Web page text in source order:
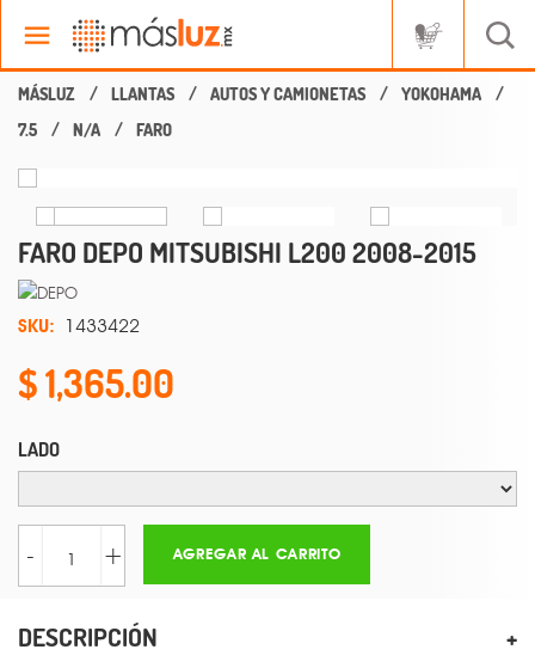
LLANTAS AUTOS Y CAMIONETAS
YOKOHAMA
7.5
N/A FARO
FARO DEPO MITSUBISHI L200 2008-2015
SKU: 1433422
1,365.00
LADO
- + AGREGAR AL CARRITO
DESCRIPCIÓN